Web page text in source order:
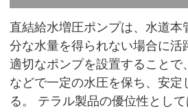
直結給水増圧ポンプは、水道本
分な水量を得られない場合に活
適切なポンプを設置することで
などで一定の水圧を保ち、安定
る。 テラル製品の優位性とし